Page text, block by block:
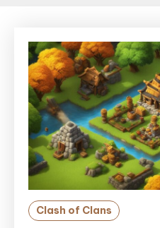
Clash of Clans